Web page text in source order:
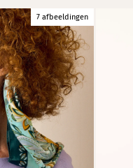
7 afbeeldingen